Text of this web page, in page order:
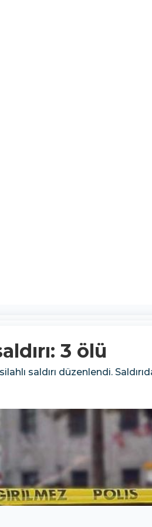
3 ölü
saldırı düzenlendi.